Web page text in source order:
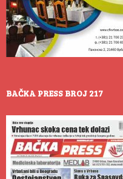
BAČKA PRESS BROJ 217